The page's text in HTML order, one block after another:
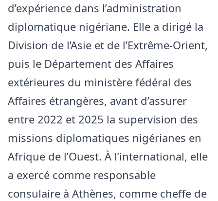
d’expérience dans l’administration
diplomatique nigériane. Elle a dirigé la
Division de l’Asie et de l’Extrême-Orient,
puis le Département des Affaires
extérieures du ministère fédéral des
Affaires étrangères, avant d’assurer
entre 2022 et 2025 la supervision des
missions diplomatiques nigérianes en
Afrique de l’Ouest. À l’international, elle
a exercé comme responsable
consulaire à Athènes, comme cheffe de